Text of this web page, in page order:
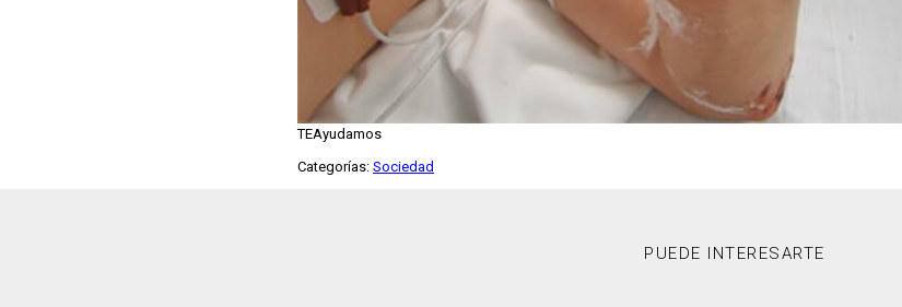
TEAyudamos
Categorías: Sociedad
PUEDE INTERESARTE